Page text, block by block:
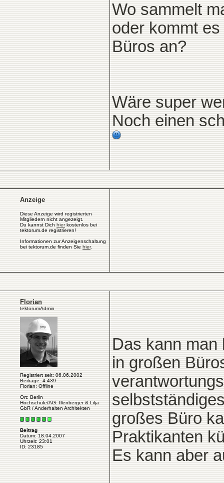
Wo sammelt
oder kommt
Büros an?
Wäre super
Noch einen
Anzeige
Diese Anzeige wird registrierten
Mitgliedern nicht angezeigt.
Du kannst Dich hierkostenlos bei
tektorum.de registrieren!
Informationen zur Anzeigenschaltung
bei tektorum.de finden Sie hier.
Florian
tektorumAdmin
Registriert seit: 06.06.2002
Beiträge: 4.439
Florian: Offline
Ort: Berlin
Hochschule/AG: Illenberger & Lilja
GbR / Anderhalten Architekten
Beitrag
Datum: 18.04.2007
Uhrzeit: 23:01
ID: 23185
Das kann man
in großen
großes Büro
Praktikanten
Es kann aber